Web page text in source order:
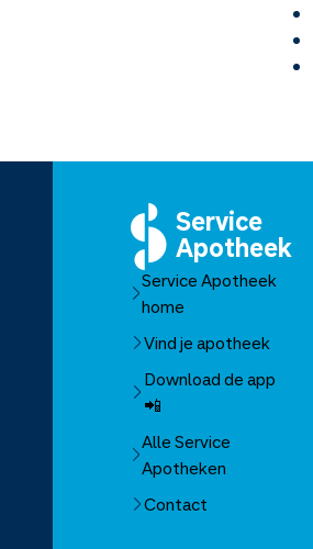
Service
Apotheek
Service Apotheek
home
Vind je apotheek
Download de app
📲
Alle Service
Apotheken
Contact